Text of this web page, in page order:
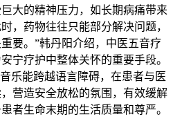
大的精神压力，如长期病痛带来
，药物往往只能部分解决问题，
要。”韩丹阳介绍，中医五音疗
宁疗护中整体关怀的重要手段。
乐能跨越语言障碍，在患者与医
营造安全放松的氛围，有效缓解
者生命末期的生活质量和尊严。